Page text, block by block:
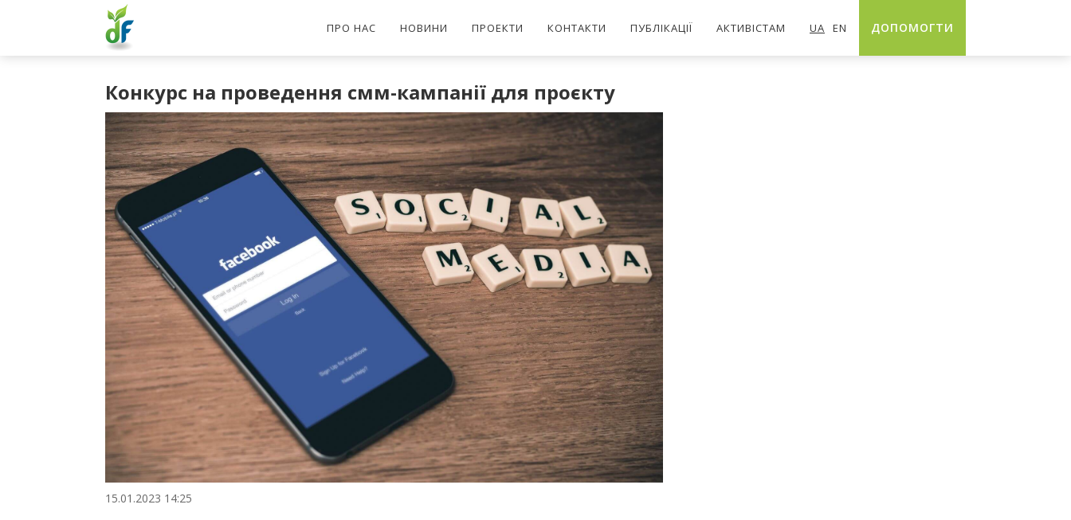
ПРО НАС НОВИНИ ПРОЕКТИ КОНТАКТИ ПУБЛІКАЦІЇ АКТИВІСТАМ UA EN ДОПОМОГТИ
Конкурс на проведення смм-кампанії для проєкту
15.01.2023 14:25